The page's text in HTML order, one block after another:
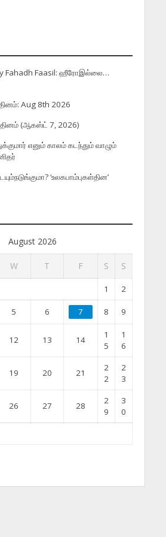
Fahadh Faasil: ஹீரோஇல்லை…
Aug 8th 2026
தினம் (ஆகஸ்ட் 7, 2026)
எனும் காலம் கடந்தும் வாழும்
‘உலகபாம்புகள்தின’
August 2026
W T F S S
1 2
5 6 7 8 9
12 13 14
1
5
1
6
19 20 21
2
2
2
3
26 27 28
2
9
3
0